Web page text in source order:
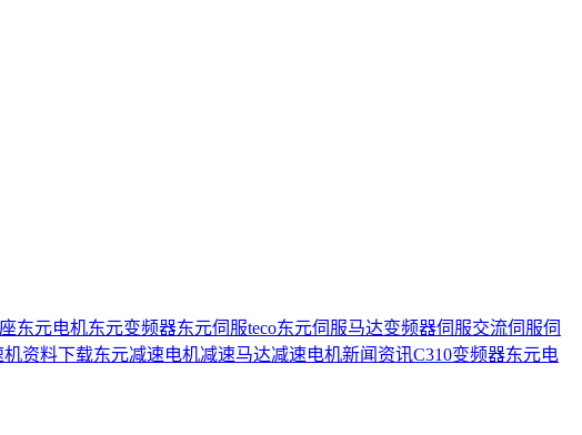
东元电机东元变频器东元伺服teco东元伺服马达变频器伺服交流伺服伺
机资料下载东元减速电机减速马达减速电机新闻资讯C310变频器东元电